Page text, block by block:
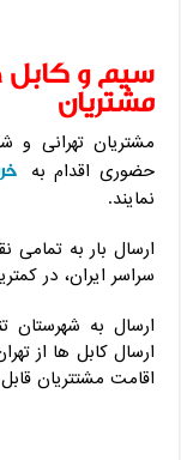
سیم و کابل
مشتریان
مشتریان تهرانی و
حضوری اقدام به
نمایند.
ارسال بار به
سراسر ایران، در
ارسال به شهرستان
ارسال کابل ها از
اقامت مشتتریان